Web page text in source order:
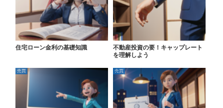
住宅ローン金利の基礎知識
不動産投資の要！キャップレート
を理解しよう
売買 売買